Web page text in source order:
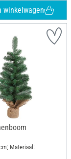
winkelwagen
Materiaal: